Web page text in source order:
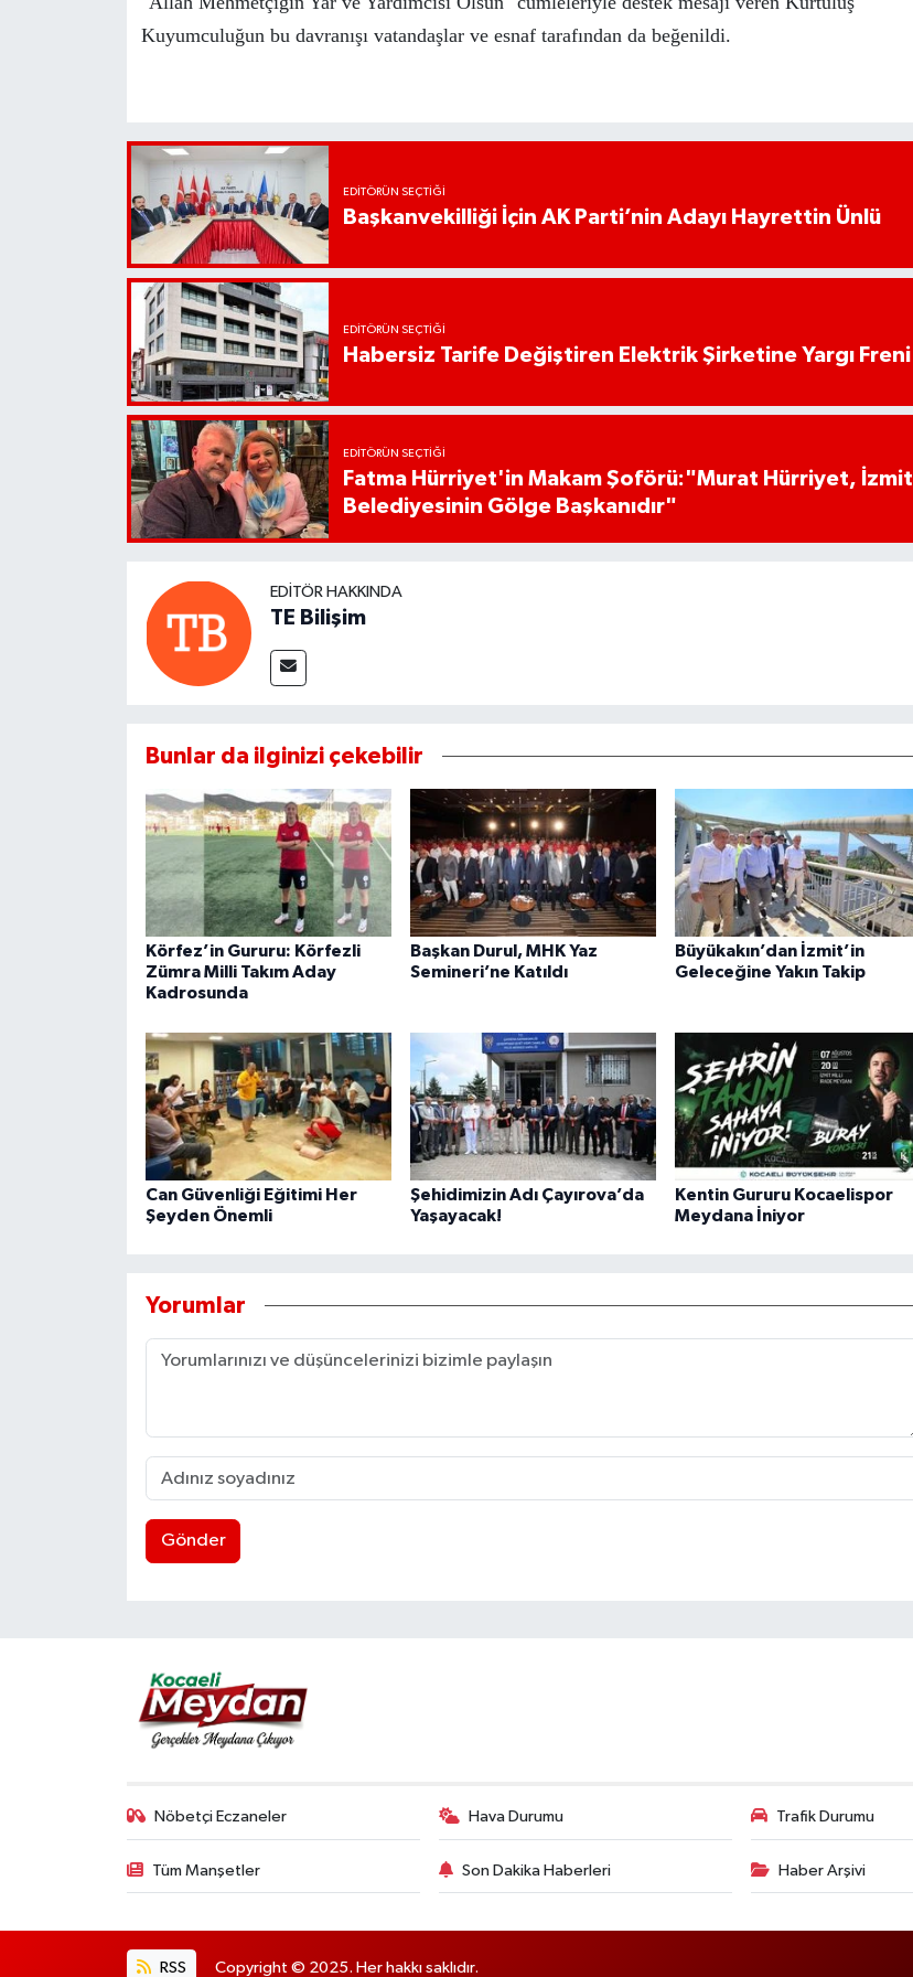
Kuyumculuğun bu davranışı vatandaşlar ve esnaf tarafından da beğenildi.
EDITÖRÜN SEÇTIĞI
Başkanvekilliği İçin AK Parti’nin Adayı Hayrettin Ünlü
EDITÖRÜN SEÇTIĞI
Habersiz Tarife Değiştiren Elektrik Şirketine Yargı Freni
EDITÖRÜN SEÇTIĞI
Fatma Hürriyet'in Makam Şoförü:"Murat Hürriyet, İzmit
Belediyesinin Gölge Başkanıdır"
EDITÖR HAKKINDA
TE Bilişim
Bunlar da ilginizi çekebilir
Körfez’in Gururu: Körfezli
Zümra Milli Takım Aday
Kadrosunda
Başkan Durul, MHK Yaz
Semineri’ne Katıldı
Büyükakın’dan İzmit’in
Geleceğine Yakın Takip
Can Güvenliği Eğitimi Her
Şeyden Önemli
Şehidimizin Adı Çayırova’da
Yaşayacak!
Kentin Gururu Kocaelispor
Meydana İniyor
Yorumlar
Gönder
Nöbetçi Eczaneler Hava Durumu Trafik Durumu
Tüm Manşetler Son Dakika Haberleri Haber Arşivi
RSS Copyright © 2025. Her hakkı saklıdır.